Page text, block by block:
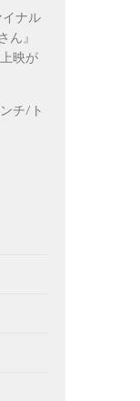
イナル
ん』
映が
チ/ト